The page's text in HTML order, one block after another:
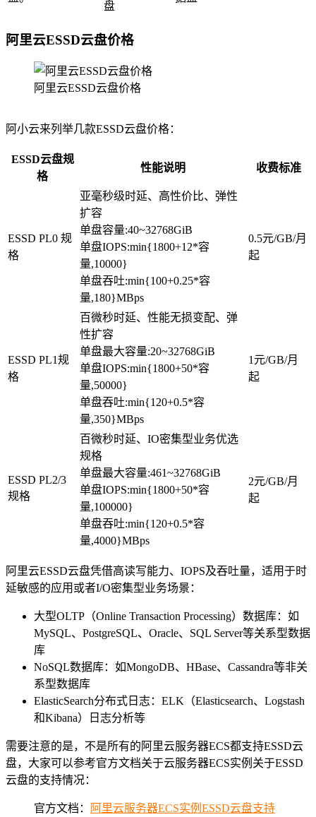
盘
阿里云ESSD云盘价格
阿里云ESSD云盘价格
阿小云来列举几款ESSD云盘价格：
ESSD云盘规
格
性能说明 收费标准
ESSD PL0 规
格
亚毫秒级时延、高性价比、弹性
扩容
单盘容量:40~32768GiB
单盘IOPS:min{1800+12*容
量,10000}
单盘吞吐:min{100+0.25*容
量,180}MBps
0.5元/GB/月
起
ESSD PL1规
格
百微秒时延、性能无损变配、弹
性扩容
单盘最大容量:20~32768GiB
单盘IOPS:min{1800+50*容
量,50000}
单盘吞吐:min{120+0.5*容
量,350}MBps
1元/GB/月
起
ESSD PL2/3
规格
百微秒时延、IO密集型业务优选
规格
单盘最大容量:461~32768GiB
单盘IOPS:min{1800+50*容
量,100000}
单盘吞吐:min{120+0.5*容
量,4000}MBps
2元/GB/月
起
阿里云ESSD云盘凭借高读写能力、IOPS及吞吐量，适用于时
延敏感的应用或者I/O密集型业务场景：
大型OLTP（Online Transaction Processing）数据库：如
MySQL、PostgreSQL、Oracle、SQL Server等关系型数据
库
NoSQL数据库：如MongoDB、HBase、Cassandra等非关
系型数据库
ElasticSearch分布式日志：ELK（Elasticsearch、Logstash
和Kibana）日志分析等
需要注意的是，不是所有的阿里云服务器ECS都支持ESSD云
盘，大家可以参考官方文档关于云服务器ECS实例关于ESSD
云盘的支持情况：
官方文档：
阿里云服务器ECS实例ESSD云盘支持